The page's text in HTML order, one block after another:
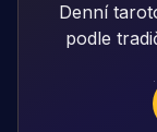
Denní
podle